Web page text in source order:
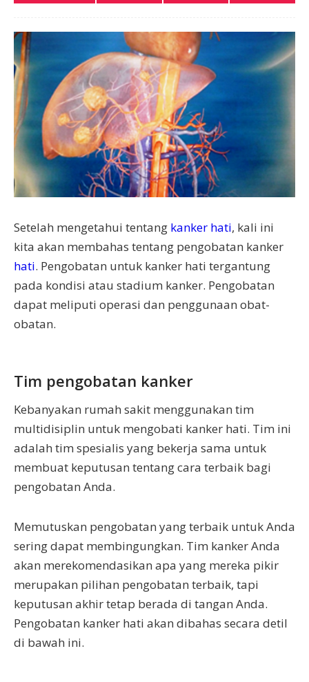
Setelah mengetahui tentang kanker hati, kali ini
kita akan membahas tentang pengobatan kanker
hati. Pengobatan untuk kanker hati tergantung
pada kondisi atau stadium kanker. Pengobatan
dapat meliputi operasi dan penggunaan obat-
obatan.
Tim pengobatan kanker
Kebanyakan rumah sakit menggunakan tim
multidisiplin untuk mengobati kanker hati. Tim ini
adalah tim spesialis yang bekerja sama untuk
membuat keputusan tentang cara terbaik bagi
pengobatan Anda.
Memutuskan pengobatan yang terbaik untuk Anda
sering dapat membingungkan. Tim kanker Anda
akan merekomendasikan apa yang mereka pikir
merupakan pilihan pengobatan terbaik, tapi
keputusan akhir tetap berada di tangan Anda.
Pengobatan kanker hati akan dibahas secara detil
di bawah ini.